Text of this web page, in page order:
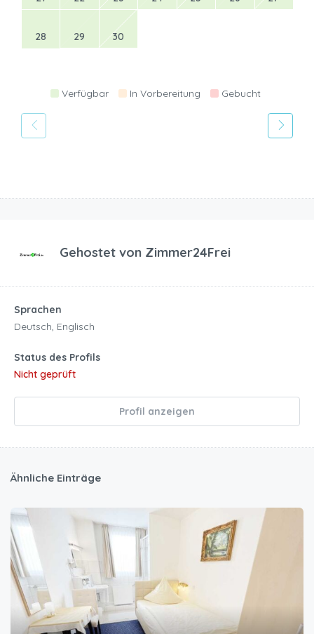
28 29 30
Verfügbar In Vorbereitung Gebucht
Gehostet von Zimmer24Frei
Sprachen
Deutsch, Englisch
Status des Profils
Nicht geprüft
Profil anzeigen
Ähnliche Einträge